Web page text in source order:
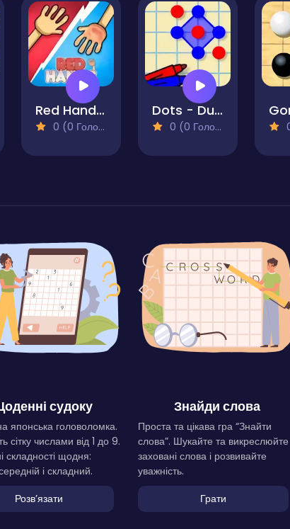
Red Hands - 2 Player Game
0 (0 Голосів)
Dots - Duel
0 (0 Голосів)
судоку
японська головоломка.
сітку числами від 1 до 9.
складності щодня:
і складний.
Розвʼязати
Знайди слова
Проста та цікава гра “Знайти
слова”. Шукайте та викреслюйте
заховані слова і розвивайте
уважність.
Грати